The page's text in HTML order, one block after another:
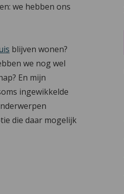
we hebben ons
blijven wonen?
we nog wel
En mijn
ingewikkelde
die daar mogelijk